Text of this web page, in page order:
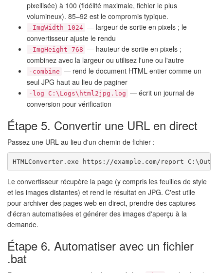
pixellisée) à 100 (fidélité maximale, fichier le plus
volumineux). 85–92 est le compromis typique.
-ImgWidth 1024 — largeur de sortie en pixels ; le
convertisseur ajuste le rendu
-ImgHeight 768 — hauteur de sortie en pixels ;
combinez avec la largeur ou utilisez l'une ou l'autre
-combine — rend le document HTML entier comme un
seul JPG haut au lieu de paginer
-log C:\Logs\html2jpg.log — écrit un journal de
conversion pour vérification
Étape 5. Convertir une URL en direct
Passez une URL au lieu d'un chemin de fichier :
HTMLConverter.exe https://example.com/report
Le convertisseur récupère la page (y compris les feuilles de style
et les images distantes) et rend le résultat en JPG. C'est utile
pour archiver des pages web en direct, prendre des captures
d'écran automatisées et générer des images d'aperçu à la
demande.
Étape 6. Automatiser avec un fichier
.bat